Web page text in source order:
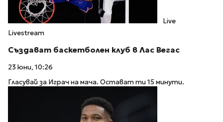
Live
Livestream
Създават баскетболен клуб в Лас Вегас
23 юни, 10:26
Гласувай за Играч на мача. Остават ти 15 минути.